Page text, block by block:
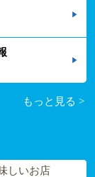
もっと見る >
しいお店